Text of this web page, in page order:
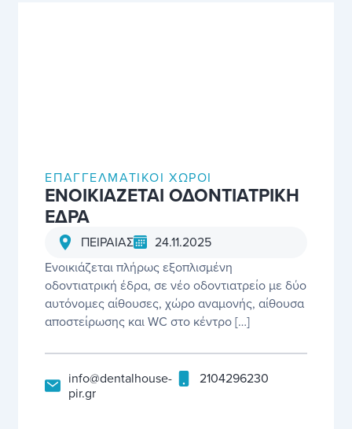
ΕΠΑΓΓΕΛΜΑΤΙΚΟΊ ΧΏΡΟΙ
ΕΝΟΙΚΙΑΖΕΤΑΙ ΟΔΟΝΤΙΑΤΡΙΚΗ
ΕΔΡΑ
ΠΕΙΡΑΙΑΣ
24.11.2025
Ενοικιάζεται πλήρως εξοπλισμένη
οδοντιατρική έδρα, σε νέο οδοντιατρείο με δύο
αυτόνομες αίθουσες, χώρο αναμονής, αίθουσα
αποστείρωσης και WC στο κέντρο […]
info@dentalhouse-
pir.gr
2104296230